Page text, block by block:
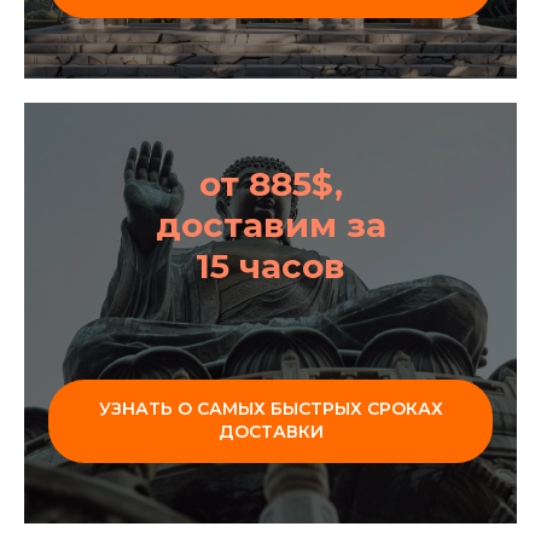
от 885$,
доставим за
15 часов
УЗНАТЬ О САМЫХ БЫСТРЫХ СРОКАХ
ДОСТАВКИ